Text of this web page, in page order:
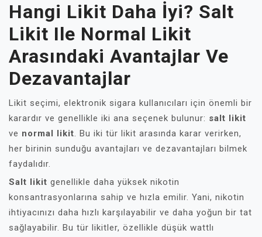
Hangi Likit Daha İyi? Salt
Likit Ile Normal Likit
Arasındaki Avantajlar Ve
Dezavantajlar
Likit seçimi, elektronik sigara kullanıcıları için önemli bir
karardır ve genellikle iki ana seçenek bulunur: salt likit
ve normal likit. Bu iki tür likit arasında karar verirken,
her birinin sunduğu avantajları ve dezavantajları bilmek
faydalıdır.
Salt likit genellikle daha yüksek nikotin
konsantrasyonlarına sahip ve hızla emilir. Yani, nikotin
ihtiyacınızı daha hızlı karşılayabilir ve daha yoğun bir tat
sağlayabilir. Bu tür likitler, özellikle düşük wattlı